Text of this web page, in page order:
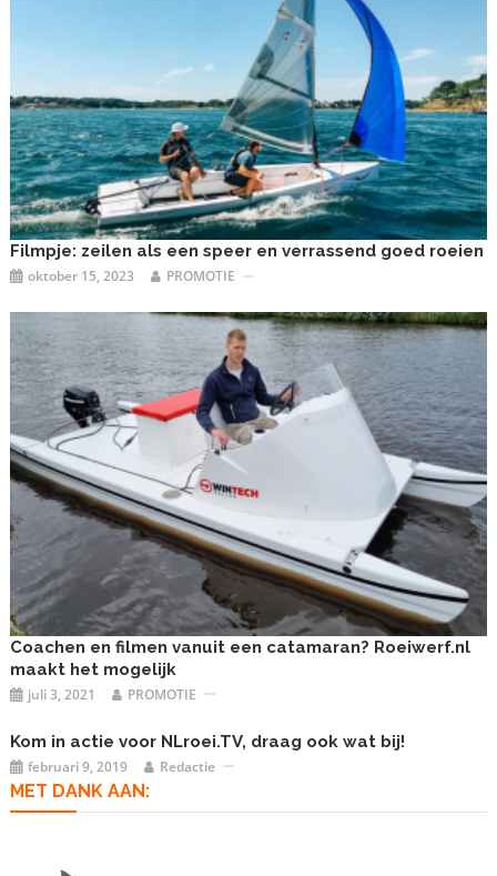
Filmpje: zeilen als een speer en verrassend goed roeien
oktober 15, 2023 PROMOTIE
Coachen en filmen vanuit een catamaran? Roeiwerf.nl
maakt het mogelijk
juli 3, 2021 PROMOTIE
Kom in actie voor NLroei.TV, draag ook wat bij!
februari 9, 2019 Redactie
MET DANK AAN: